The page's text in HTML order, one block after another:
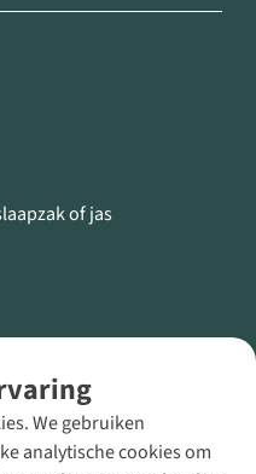
We gebruiken
analytische cookies om
of jas